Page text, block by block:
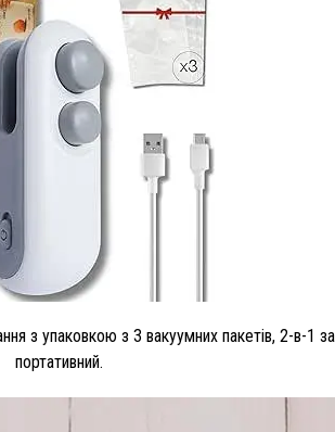
з упаковкою з 3 вакуумних пакетів, 2-в-1
портативний.